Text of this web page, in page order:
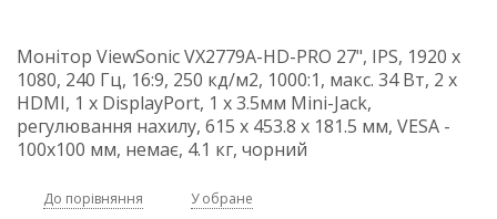
Монітор ViewSonic VX2779A-HD-PRO 27", IPS, 1920 x
1080, 240 Гц, 16:9, 250 кд/м2, 1000:1, макс. 34 Вт, 2 х
HDMI, 1 х DisplayPort, 1 х 3.5мм Mini-Jack,
регулювання нахилу, 615 x 453.8 x 181.5 мм, VESA -
100x100 мм, немає, 4.1 кг, чорний
До порівняння У обране